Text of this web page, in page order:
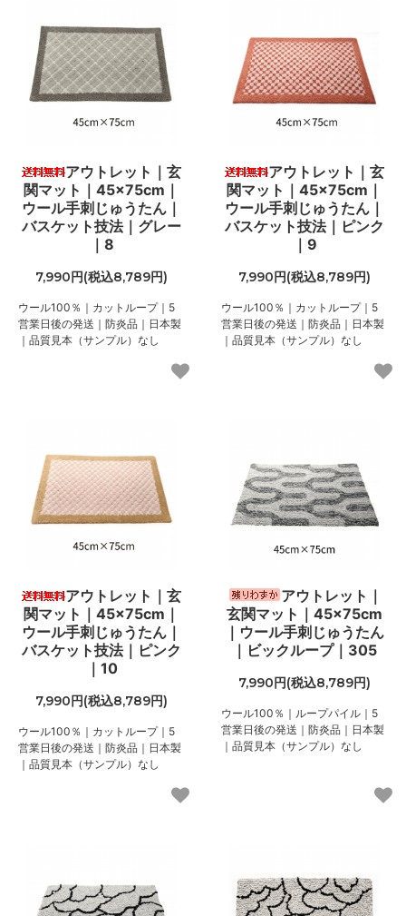
アウトレット｜玄
関マット｜45×75cm｜
ウール手刺じゅうたん｜
バスケット技法｜グレー
｜8
7,990円(税込8,789円)
ウール100％｜カットループ｜5
営業日後の発送｜防炎品｜日本製
｜品質見本（サンプル）なし
アウトレット｜玄
関マット｜45×75cm｜
ウール手刺じゅうたん｜
バスケット技法｜ピンク
｜9
7,990円(税込8,789円)
ウール100％｜カットループ｜5
営業日後の発送｜防炎品｜日本製
｜品質見本（サンプル）なし
アウトレット｜玄
関マット｜45×75cm｜
ウール手刺じゅうたん｜
バスケット技法｜ピンク
｜10
7,990円(税込8,789円)
ウール100％｜カットループ｜5
営業日後の発送｜防炎品｜日本製
｜品質見本（サンプル）なし
アウトレット｜
玄関マット｜45×75cm
｜ウール手刺じゅうたん
｜ビックループ｜305
7,990円(税込8,789円)
ウール100％｜ループパイル｜5
営業日後の発送｜防炎品｜日本製
｜品質見本（サンプル）なし